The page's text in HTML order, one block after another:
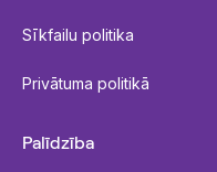
Sīkfailu politika
Privātuma politikā
Palīdzība